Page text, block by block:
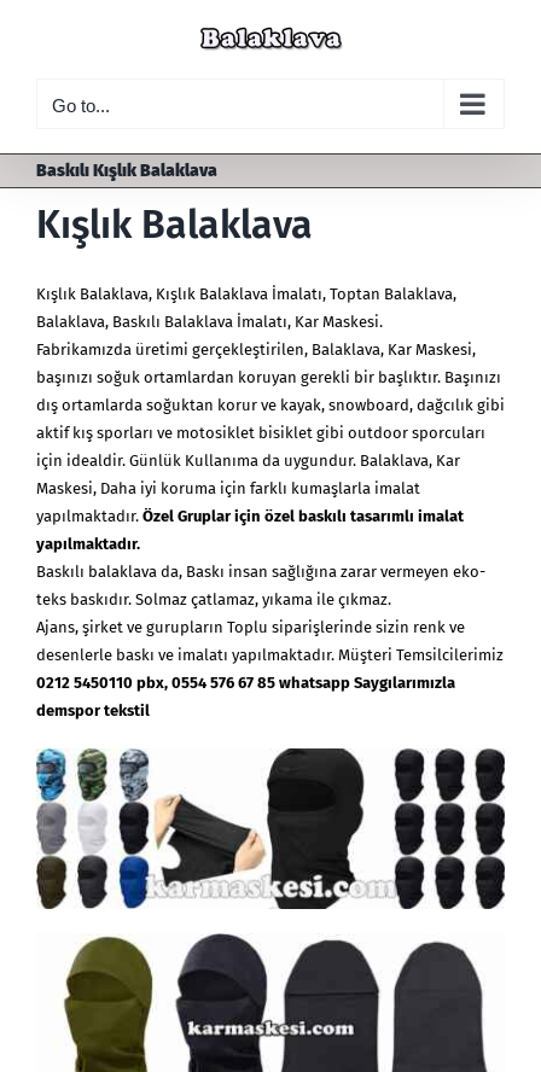
Go to...
Baskılı Kışlık Balaklava
Kışlık Balaklava
Kışlık Balaklava, Kışlık Balaklava İmalatı, Toptan Balaklava,
Balaklava, Baskılı Balaklava İmalatı, Kar Maskesi.
Fabrikamızda üretimi gerçekleştirilen, Balaklava, Kar Maskesi,
başınızı soğuk ortamlardan koruyan gerekli bir başlıktır. Başınızı
dış ortamlarda soğuktan korur ve kayak, snowboard, dağcılık gibi
aktif kış sporları ve motosiklet bisiklet gibi outdoor sporcuları
için idealdir. Günlük Kullanıma da uygundur. Balaklava, Kar
Maskesi, Daha iyi koruma için farklı kumaşlarla imalat
yapılmaktadır. Özel Gruplar için özel baskılı tasarımlı imalat
yapılmaktadır.
Baskılı balaklava da, Baskı insan sağlığına zarar vermeyen eko-
teks baskıdır. Solmaz çatlamaz, yıkama ile çıkmaz.
Ajans, şirket ve gurupların Toplu siparişlerinde sizin renk ve
desenlerle baskı ve imalatı yapılmaktadır. Müşteri Temsilcilerimiz
0212 5450110 pbx, 0554 576 67 85 whatsapp Saygılarımızla
demspor tekstil